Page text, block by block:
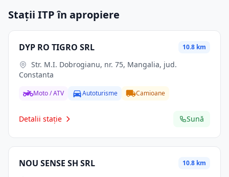
Stații ITP în apropiere
DYP RO TIGRO SRL 10.8 km
Constanta
Moto / ATV Autoturisme Camioane
Detalii stație Sună
NOU SENSE SH SRL 10.8 km